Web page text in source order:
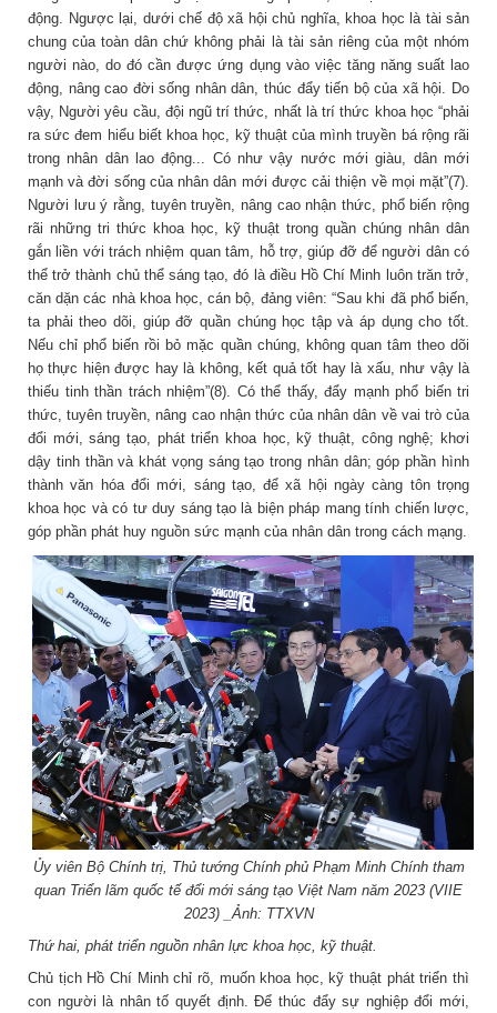
động. Ngược lại, dưới chế độ xã hội chủ nghĩa, khoa học là tài sản
chung của toàn dân chứ không phải là tài sản riêng của một nhóm
người nào, do đó cần được ứng dụng vào việc tăng năng suất lao
động, nâng cao đời sống nhân dân, thúc đẩy tiến bộ của xã hội. Do
vậy, Người yêu cầu, đội ngũ trí thức, nhất là trí thức khoa học “phải
ra sức đem hiểu biết khoa học, kỹ thuật của mình truyền bá rộng rãi
trong nhân dân lao động... Có như vậy nước mới giàu, dân mới
mạnh và đời sống của nhân dân mới được cải thiện về mọi mặt”(7).
Người lưu ý rằng, tuyên truyền, nâng cao nhận thức, phổ biến rộng
rãi những tri thức khoa học, kỹ thuật trong quần chúng nhân dân
gắn liền với trách nhiệm quan tâm, hỗ trợ, giúp đỡ để người dân có
thể trở thành chủ thể sáng tạo, đó là điều Hồ Chí Minh luôn trăn trở,
căn dặn các nhà khoa học, cán bộ, đảng viên: “Sau khi đã phổ biến,
ta phải theo dõi, giúp đỡ quần chúng học tập và áp dụng cho tốt.
Nếu chỉ phổ biến rồi bỏ mặc quần chúng, không quan tâm theo dõi
họ thực hiện được hay là không, kết quả tốt hay là xấu, như vậy là
thiếu tinh thần trách nhiệm”(8). Có thể thấy, đẩy mạnh phổ biến tri
thức, tuyên truyền, nâng cao nhận thức của nhân dân về vai trò của
đổi mới, sáng tạo, phát triển khoa học, kỹ thuật, công nghệ; khơi
dậy tinh thần và khát vọng sáng tạo trong nhân dân; góp phần hình
thành văn hóa đổi mới, sáng tạo, để xã hội ngày càng tôn trọng
khoa học và có tư duy sáng tạo là biện pháp mang tính chiến lược,
góp phần phát huy nguồn sức mạnh của nhân dân trong cách mạng.
Ủy viên Bộ Chính trị, Thủ tướng Chính phủ Phạm Minh Chính tham
quan Triển lãm quốc tế đổi mới sáng tạo Việt Nam năm 2023 (VIIE
2023) _Ảnh: TTXVN
Thứ hai, phát triển nguồn nhân lực khoa học, kỹ thuật.
Chủ tịch Hồ Chí Minh chỉ rõ, muốn khoa học, kỹ thuật phát triển thì
con người là nhân tố quyết định. Để thúc đẩy sự nghiệp đổi mới,